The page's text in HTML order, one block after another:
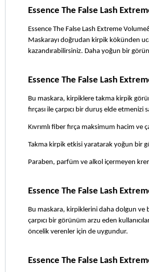
Essence The False Lash
Essence The False Lash Extreme
Maskarayı doğrudan kirpik kökünden
kazandırabilirsiniz. Daha yoğun bir
Essence The False Lash
Bu maskara, kirpiklere takma kirpik
fırçası ile çarpıcı bir duruş elde
Kıvrımlı fiber fırça maksimum hacim ve
Takma kirpik etkisi yaratarak yoğun bir
Paraben, parfüm ve alkol içermeyen
Essence The False Lash
Bu maskara, kirpiklerini daha dolgun ve
çarpıcı bir görünüm arzu eden
öncelik verenler için de uygundur.
Essence The False Lash